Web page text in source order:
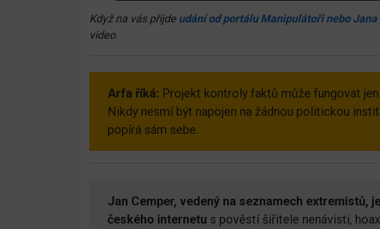
Když na vás přijde udání od portálu Manipulátoři nebo Jana
video.
Arfa říká: Projekt kontroly faktů může fungovat
Nikdy nesmí být napojen na žádnou politickou
popírá sám sebe.
Jan Cemper, vedený na seznamech extremistů,
českého internetu s pověstí šiřitele nenávisti,